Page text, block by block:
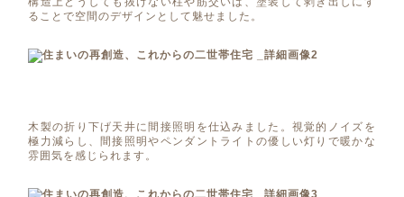
ることで空間のデザインとして魅せました。
木製の折り下げ天井に間接照明を仕込みました。視覚的ノイズを
極力減らし、間接照明やペンダントライトの優しい灯りで暖かな
雰囲気を感じられます。